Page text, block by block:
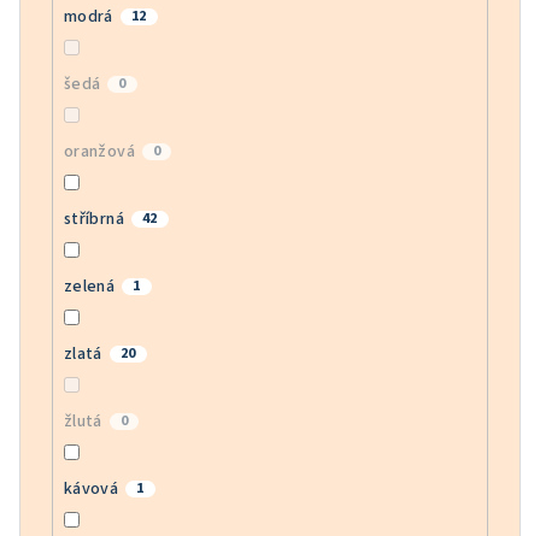
modrá 12
šedá 0
oranžová 0
stříbrná 42
zelená 1
zlatá 20
žlutá 0
kávová 1